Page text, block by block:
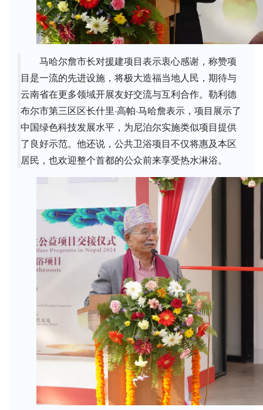
马哈尔詹市长对援建项目表示衷心感谢，称赞项
目是一流的先进设施，将极大造福当地人民，期待与
云南省在更多领域开展友好交流与互利合作。勒利德
布尔市第三区区长什里·高帕·马哈詹表示，项目展示了
中国绿色科技发展水平，为尼泊尔实施类似项目提供
了良好示范。他还说，公共卫浴项目不仅将惠及本区
居民，也欢迎整个首都的公众前来享受热水淋浴。